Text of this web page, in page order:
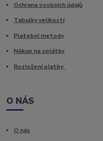
Ochrana osobních údajů
Tabulky velikostí
Platební metody
Nákup na splátky
Rozložení platby
O NÁS
O nás